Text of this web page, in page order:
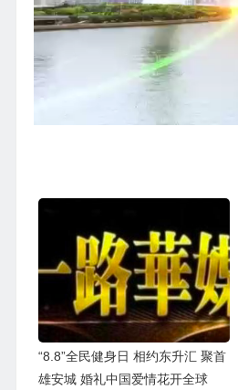
“8.8”全民健身日 相约东升汇 聚首
雄安城 婚礼中国爱情花开全球